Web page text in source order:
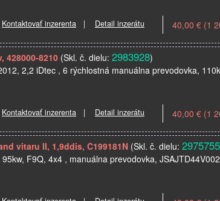
Kontaktovať inzerenta | Detail inzerátu 40,00 € (1
428000-8210 (Skl. č. dielu: 2983928)
2,2 iDtec , 6 rýchlostná manuálna prevodovka,
Kontaktovať inzerenta | Detail inzerátu 40,00 € (1
vitaru II, 1,9ddis, C199181N (Skl. č. dielu: 2975755
F9Q, 4x4 , manuálna prevodovka,